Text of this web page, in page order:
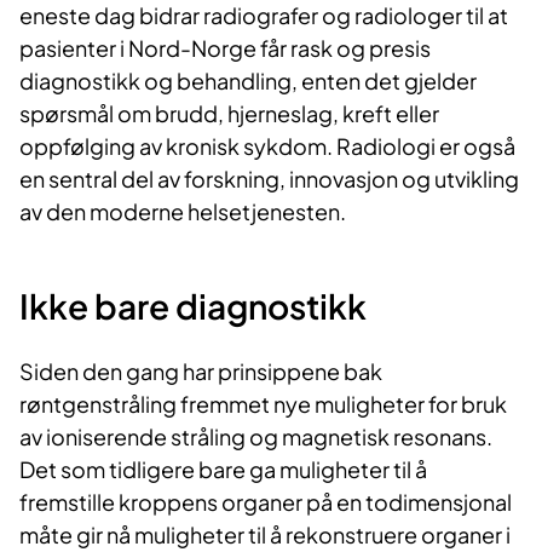
eneste dag bidrar radiografer og radiologer til at
pasienter i Nord-Norge får rask og presis
diagnostikk og behandling, enten det gjelder
spørsmål om brudd, hjerneslag, kreft eller
oppfølging av kronisk sykdom. Radiologi er også
en sentral del av forskning, innovasjon og utvikling
av den moderne helsetjenesten.
Ikke bare diagnostikk
Siden den gang har prinsippene bak
røntgenstråling fremmet nye muligheter for bruk
av ioniserende stråling og magnetisk resonans.
Det som tidligere bare ga muligheter til å
fremstille kroppens organer på en todimensjonal
måte gir nå muligheter til å rekonstruere organer i